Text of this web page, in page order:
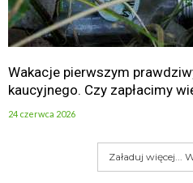
Wakacje pierwszym
kaucyjnego. Czy zapłacimy
24 czerwca 2026
Załaduj więcej...